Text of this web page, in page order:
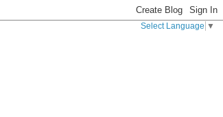
Select Language ▼